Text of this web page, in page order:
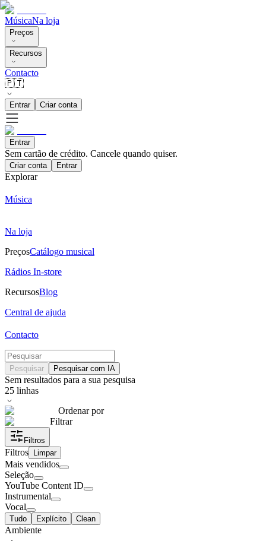
MúsicaNa loja
Preços
Recursos
Contacto
🇵🇹
Entrar Criar conta
Entrar
Sem cartão de crédito. Cancele quando quiser.
Criar conta Entrar
Explorar
Música
Na loja
PreçosCatálogo musical
Rádios In-store
RecursosBlog
Central de ajuda
Contacto
Pesquisar Pesquisar com IA
Sem resultados para a sua pesquisa
25 linhas
Ordenar por
Filtrar
Filtros
Filtros Limpar
Mais vendidos
Seleção
YouTube Content ID
Instrumental
Vocal
Tudo Explícito Clean
Ambiente